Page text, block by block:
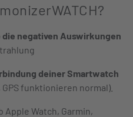
die negativen Auswirkungen
deiner Smartwatch
funktionieren normal).
Apple Watch, Garmin,